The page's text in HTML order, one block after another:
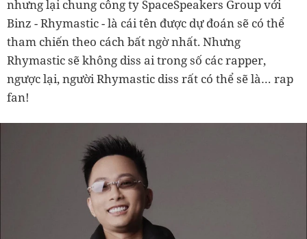
nhưng lại chung công ty SpaceSpeakers Group với
Binz - Rhymastic - là cái tên được dự đoán sẽ có thể
tham chiến theo cách bất ngờ nhất. Nhưng
Rhymastic sẽ không diss ai trong số các rapper,
ngược lại, người Rhymastic diss rất có thể sẽ là… rap
fan!